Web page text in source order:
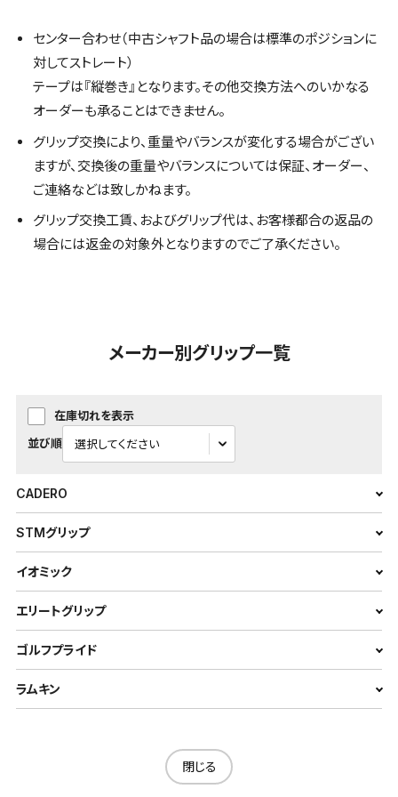
センター合わせ（中古シャフト品の場合は標準のポジションに
対してストレート）
テープは『縦巻き』となります。その他交換方法へのいかなる
オーダーも承ることはできません。
グリップ交換により、重量やバランスが変化する場合がござい
ますが、交換後の重量やバランスについては保証、オーダー、
ご連絡などは致しかねます。
グリップ交換工賃、およびグリップ代は、お客様都合の返品の
場合には返金の対象外となりますのでご了承ください。
メーカー別グリップ一覧
在庫切れを表示
並び順
CADERO
STMグリップ
イオミック
エリートグリップ
ゴルフプライド
ラムキン
閉じる